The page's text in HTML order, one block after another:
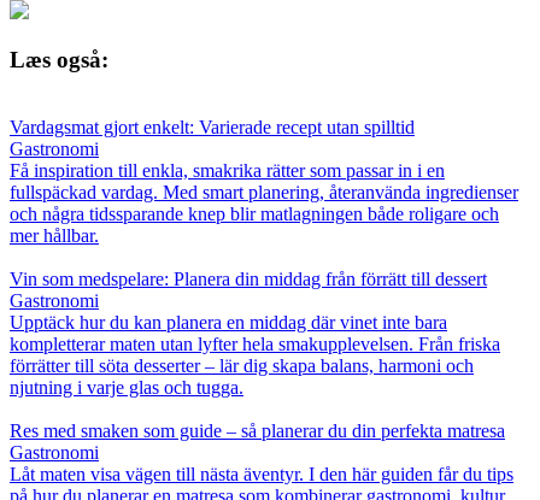
Læs også:
Vardagsmat gjort enkelt: Varierade recept utan spilltid
Gastronomi
Få inspiration till enkla, smakrika rätter som passar in i en
fullspäckad vardag. Med smart planering, återanvända ingredienser
och några tidssparande knep blir matlagningen både roligare och
mer hållbar.
Vin som medspelare: Planera din middag från förrätt till dessert
Gastronomi
Upptäck hur du kan planera en middag där vinet inte bara
kompletterar maten utan lyfter hela smakupplevelsen. Från friska
förrätter till söta desserter – lär dig skapa balans, harmoni och
njutning i varje glas och tugga.
Res med smaken som guide – så planerar du din perfekta matresa
Gastronomi
Låt maten visa vägen till nästa äventyr. I den här guiden får du tips